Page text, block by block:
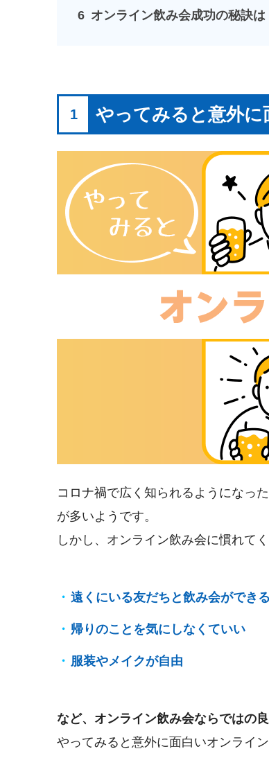
6 オンライン飲み会成功の秘訣は
1 やってみると意外に
コロナ禍で広く知られるようになっ
が多いようです。
しかし、オンライン飲み会に慣れてく
遠くにいる友だちと飲み会ができる
帰りのことを気にしなくていい
服装やメイクが自由
など、オンライン飲み会ならではの
やってみると意外に面白いオンライン